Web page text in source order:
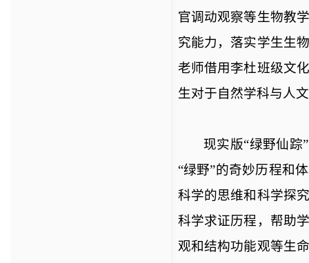
官调动观察等生物教
究能力，落实学生生
老师借用李杜班级文
生对于自然学科与人
现实版“绿野仙踪
“绿野”的奇妙历程和
科学的思维和科学探
科学求证历程，帮助
观和结构功能观等生